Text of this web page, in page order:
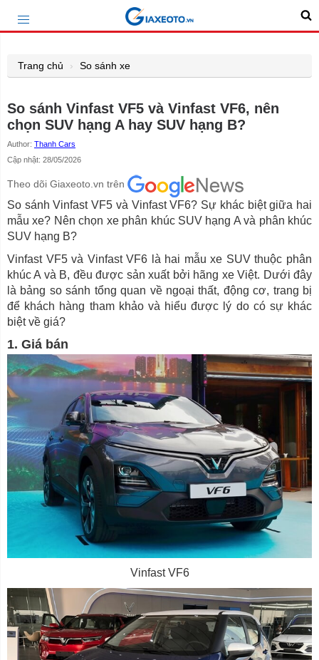
Trang chủ So sánh xe
So sánh Vinfast VF5 và Vinfast VF6, nên
chọn SUV hạng A hay SUV hạng B?
Author: Thanh Cars
Cập nhật: 28/05/2026
Theo dõi Giaxeoto.vn trên
So sánh Vinfast VF5 và Vinfast VF6? Sự khác biệt giữa hai
mẫu xe? Nên chọn xe phân khúc SUV hạng A và phân khúc
SUV hạng B?
Vinfast VF5 và Vinfast VF6 là hai mẫu xe SUV thuộc phân
khúc A và B, đều được sản xuất bởi hãng xe Việt. Dưới đây
là bảng so sánh tổng quan về ngoại thất, động cơ, trang bị
để khách hàng tham khảo và hiểu được lý do có sự khác
biệt về giá?
1. Giá bán
Vinfast VF6